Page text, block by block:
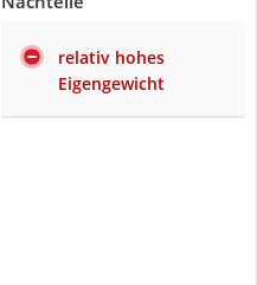
relativ hohes
Eigengewicht